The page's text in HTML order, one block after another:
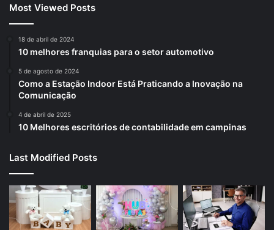
Most Viewed Posts
18 de abril de 2024
10 melhores franquias para o setor automotivo
5 de agosto de 2024
Como a Estação Indoor Está Praticando a Inovação na
Comunicação
4 de abril de 2025
10 Melhores escritórios de contabilidade em campinas
Last Modified Posts